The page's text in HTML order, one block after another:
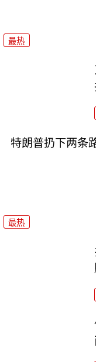
最热
特朗普扔下两条
最热